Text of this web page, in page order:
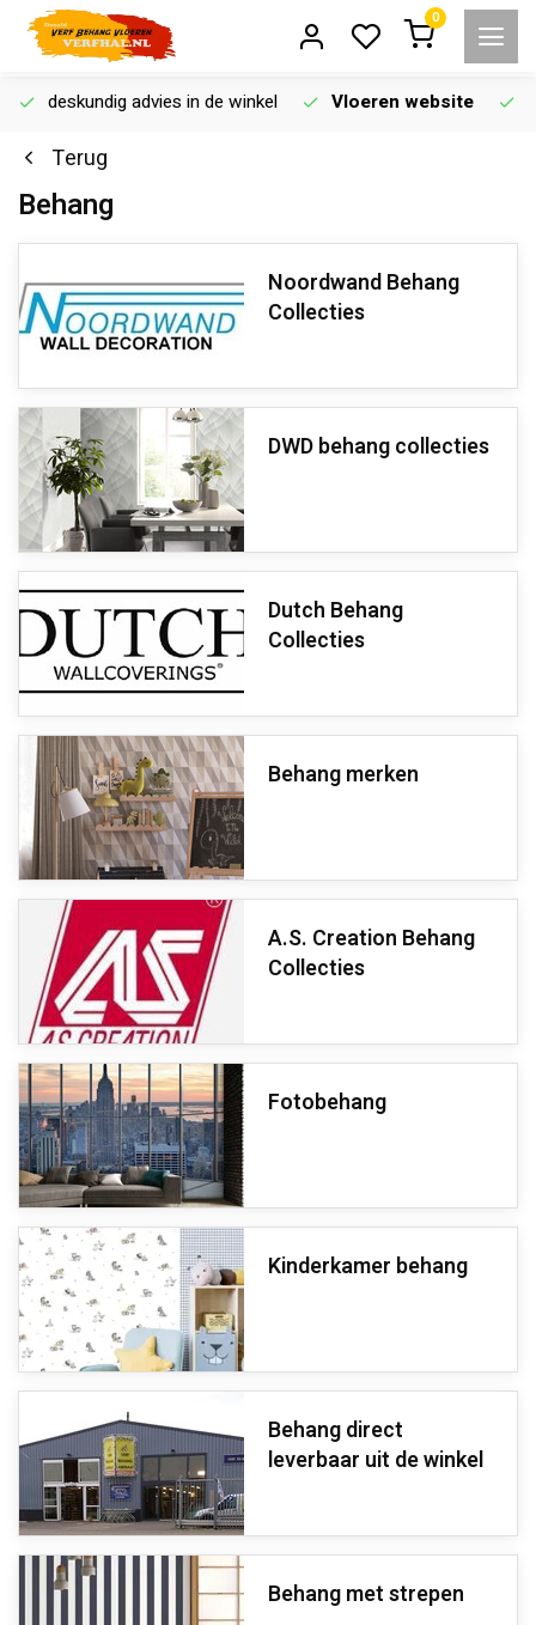
0
deskundig advies in de winkel Vloeren website
Terug
Behang
Noordwand Behang
Collecties
DWD behang collecties
Dutch Behang
Collecties
Behang merken
A.S. Creation Behang
Collecties
Fotobehang
Kinderkamer behang
Behang direct
leverbaar uit de winkel
Behang met strepen